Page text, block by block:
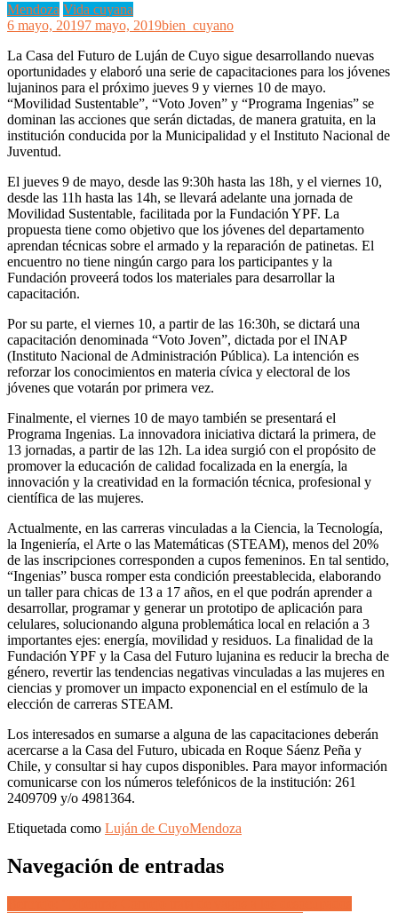
Mendoza Vida cuyana
6 mayo, 20197 mayo, 2019bien_cuyano
La Casa del Futuro de Luján de Cuyo sigue desarrollando nuevas
oportunidades y elaboró una serie de capacitaciones para los jóvenes
lujaninos para el próximo jueves 9 y viernes 10 de mayo.
“Movilidad Sustentable”, “Voto Joven” y “Programa Ingenias” se
dominan las acciones que serán dictadas, de manera gratuita, en la
institución conducida por la Municipalidad y el Instituto Nacional de
Juventud.
El jueves 9 de mayo, desde las 9:30h hasta las 18h, y el viernes 10,
desde las 11h hasta las 14h, se llevará adelante una jornada de
Movilidad Sustentable, facilitada por la Fundación YPF. La
propuesta tiene como objetivo que los jóvenes del departamento
aprendan técnicas sobre el armado y la reparación de patinetas. El
encuentro no tiene ningún cargo para los participantes y la
Fundación proveerá todos los materiales para desarrollar la
capacitación.
Por su parte, el viernes 10, a partir de las 16:30h, se dictará una
capacitación denominada “Voto Joven”, dictada por el INAP
(Instituto Nacional de Administración Pública). La intención es
reforzar los conocimientos en materia cívica y electoral de los
jóvenes que votarán por primera vez.
Finalmente, el viernes 10 de mayo también se presentará el
Programa Ingenias. La innovadora iniciativa dictará la primera, de
13 jornadas, a partir de las 12h. La idea surgió con el propósito de
promover la educación de calidad focalizada en la energía, la
innovación y la creatividad en la formación técnica, profesional y
científica de las mujeres.
Actualmente, en las carreras vinculadas a la Ciencia, la Tecnología,
la Ingeniería, el Arte o las Matemáticas (STEAM), menos del 20%
de las inscripciones corresponden a cupos femeninos. En tal sentido,
“Ingenias” busca romper esta condición preestablecida, elaborando
un taller para chicas de 13 a 17 años, en el que podrán aprender a
desarrollar, programar y generar un prototipo de aplicación para
celulares, solucionando alguna problemática local en relación a 3
importantes ejes: energía, movilidad y residuos. La finalidad de la
Fundación YPF y la Casa del Futuro lujanina es reducir la brecha de
género, revertir las tendencias negativas vinculadas a las mujeres en
ciencias y promover un impacto exponencial en el estímulo de la
elección de carreras STEAM.
Los interesados en sumarse a alguna de las capacitaciones deberán
acercarse a la Casa del Futuro, ubicada en Roque Sáenz Peña y
Chile, y consultar si hay cupos disponibles. Para mayor información
comunicarse con los números telefónicos de la institución: 261
2409709 y/o 4981364.
Etiquetada como Luján de CuyoMendoza
Navegación de entradas